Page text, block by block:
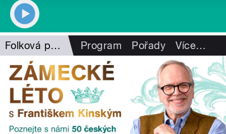
Folková pohlazení Program Pořady Více…